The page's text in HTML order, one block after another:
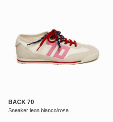
BACK 70
Sneaker leon bianco/rosa